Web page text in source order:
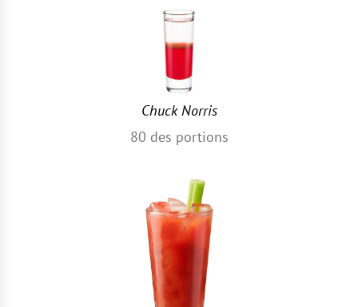
Chuck Norris
80 des portions